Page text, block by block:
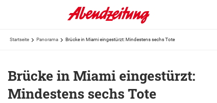
Startseite Panorama Brücke in Miami eingestürzt: Mindestens sechs Tote
Brücke in Miami eingestürzt:
Mindestens sechs Tote